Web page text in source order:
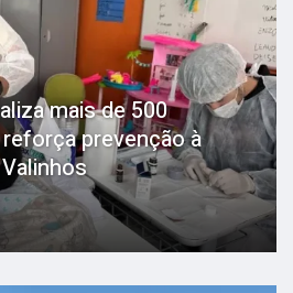
mais de 500
prevenção à